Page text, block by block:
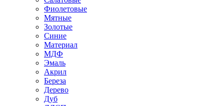
Фиолетовые
Мятные
Золотые
Синие
Материал
МДФ
Эмаль
Акрил
Береза
Дерево
Дуб